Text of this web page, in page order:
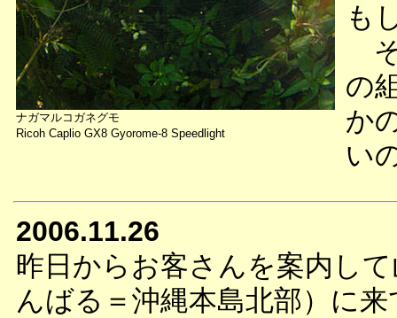
ナガマルコガネグモ
Ricoh Caplio GX8 Gyorome-8 Speedlight
も
そ
の
か
い
2006.11.26
昨日からお客さんを案内し
んばる＝沖縄本島北部）に